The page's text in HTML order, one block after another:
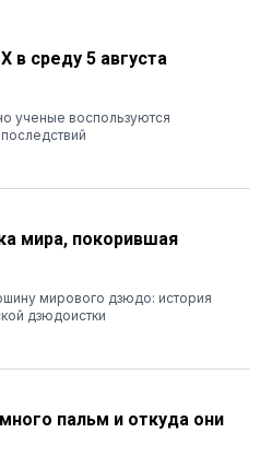
в среду 5 августа
ученые воспользуются
мира, покорившая
мирового дзюдо: история
дзюдоистки
пальм и откуда они